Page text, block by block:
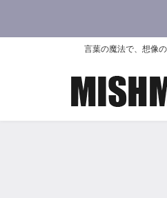
言葉の魔法で、想像